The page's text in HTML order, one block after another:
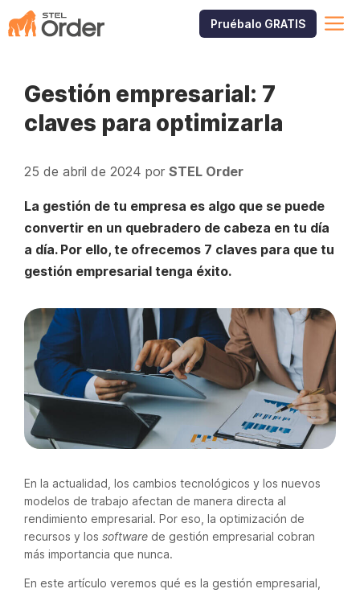
Saltar
al
Pruébalo GRATIS
Gestión empresarial: 7
claves para optimizarla
25 de abril de 2024 por STEL Order
La gestión de tu empresa es algo que se puede
convertir en un quebradero de cabeza en tu día
a día. Por ello, te ofrecemos 7 claves para que tu
gestión empresarial tenga éxito.
En la actualidad, los cambios tecnológicos y los nuevos
modelos de trabajo afectan de manera directa al
rendimiento empresarial. Por eso, la optimización de
recursos y los software de gestión empresarial cobran
más importancia que nunca.
En este artículo veremos qué es la gestión empresarial,